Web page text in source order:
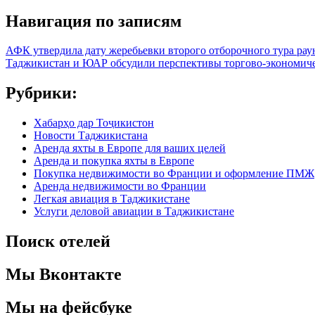
Навигация по записям
АФК утвердила дату жеребьевки второго отборочного тура
Таджикистан и ЮАР обсудили перспективы торгово-
Рубрики:
Хабарҳо дар Тоҷикистон
Новости Таджикистана
Аренда яхты в Европе для ваших целей
Аренда и покупка яхты в Европе
Покупка недвижимости во Франции и оформление ПМЖ
Аренда недвижимости во Франции
Легкая авиация в Таджикистане
Услуги деловой авиации в Таджикистане
Поиск отелей
Мы Вконтакте
Мы на фейсбуке